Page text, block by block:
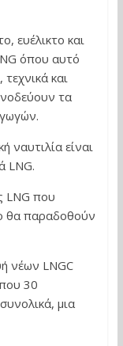
ευέλικτο και
όπου αυτό
και
τα
ναυτιλία είναι
LNG.
LNG που
θα παραδοθούν
νέων LNGC
30
μια